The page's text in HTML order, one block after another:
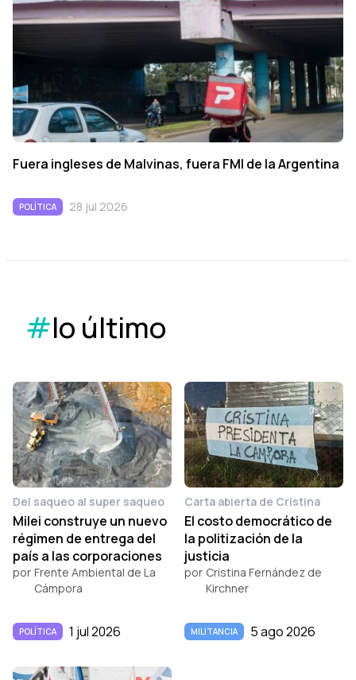
Fuera ingleses de Malvinas, fuera FMI de la Argentina
POLÍTICA 28 jul 2026
#lo último
Del saqueo al super saqueo
Milei construye un nuevo
régimen de entrega del
país a las corporaciones
por Frente Ambiental de La
Cámpora
POLÍTICA 1 jul 2026
Carta abierta de Cristina
El costo democrático de
la politización de la
justicia
por Cristina Fernández de
Kirchner
MILITANCIA 5 ago 2026